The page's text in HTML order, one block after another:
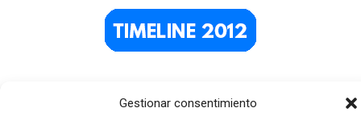
Gestionar consentimiento